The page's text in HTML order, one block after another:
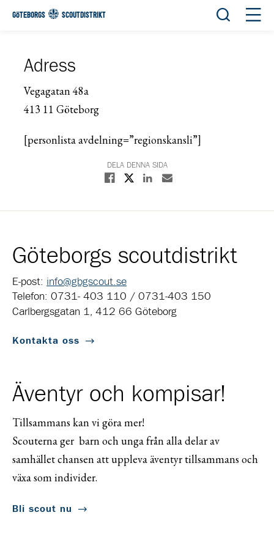
GÖTEBORGS SCOUTDISTRIKT Öppna
Adress
Vegagatan 48a
413 11 Göteborg
[personlista avdelning=”regionskansli”]
DELA DENNA SIDA
Dela på Facebook
Dela på XDela på Linkedin
Dela med E-post
Göteborgs scoutdistrikt
E-post: info@gbgscout.se
Telefon: 0731- 403 110 / 0731-403 150
Carlbergsgatan 1, 412 66 Göteborg
Kontakta oss
Äventyr och kompisar!
Tillsammans kan vi göra mer!
Scouterna ger barn och unga från alla delar av
samhället chansen att uppleva äventyr tillsammans och
växa som individer.
Bli scout nu